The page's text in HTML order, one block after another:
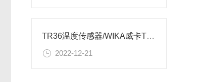
TR36温度传感器/WIKA威卡TR30-W温度变送器接线简图说明
2022-12-21